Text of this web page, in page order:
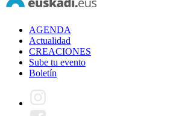
AGENDA
Actualidad
CREACIONES
Sube tu evento
Boletín